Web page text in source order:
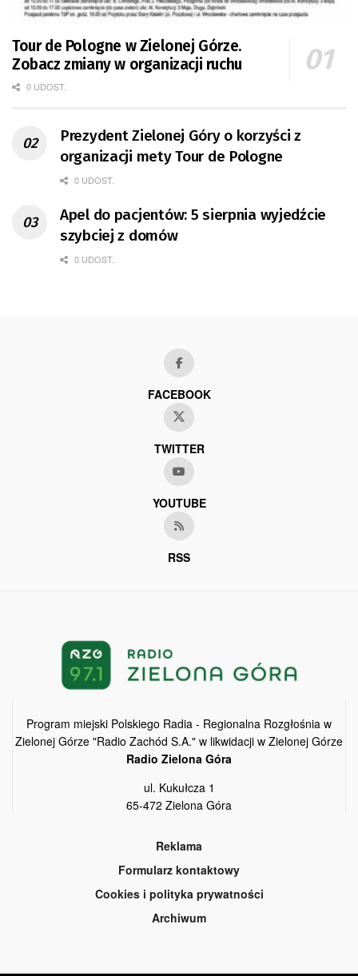
Tour de Pologne w Zielonej Górze.
Zobacz zmiany w organizacji ruchu
0 UDOST.
Prezydent Zielonej Góry o korzyści z
organizacji mety Tour de Pologne
0 UDOST.
Apel do pacjentów: 5 sierpnia wyjedźcie
szybciej z domów
0 UDOST.
FACEBOOK
TWITTER
YOUTUBE
RSS
Program miejski Polskiego Radia - Regionalna Rozgłośnia w
Zielonej Górze "Radio Zachód S.A." w likwidacji w Zielonej Górze
Radio Zielona Góra
ul. Kukułcza 1
65-472 Zielona Góra
Reklama
Formularz kontaktowy
Cookies i polityka prywatności
Archiwum